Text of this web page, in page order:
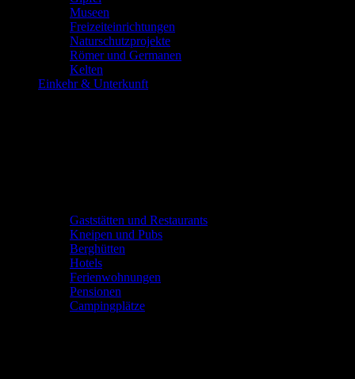
Museen
Freizeiteinrichtungen
Naturschutzprojekte
Römer und Germanen
Kelten
Einkehr & Unterkunft
Gaststätten und Restaurants
Kneipen und Pubs
Berghütten
Hotels
Ferienwohnungen
Pensionen
Campingplätze